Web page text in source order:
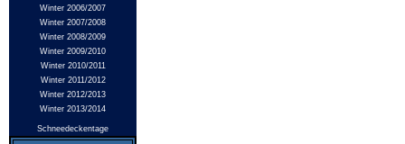
Winter 2006/2007
Winter 2007/2008
Winter 2008/2009
Winter 2009/2010
Winter 2010/2011
Winter 2011/2012
Winter 2012/2013
Winter 2013/2014
Schneedeckentage